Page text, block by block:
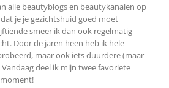
alle beautyblogs en beautykanalen op
je je gezichtshuid goed moet
smeer ik dan ook regelmatig
Door de jaren heen heb ik hele
maar ook iets duurdere (maar
deel ik mijn twee favoriete